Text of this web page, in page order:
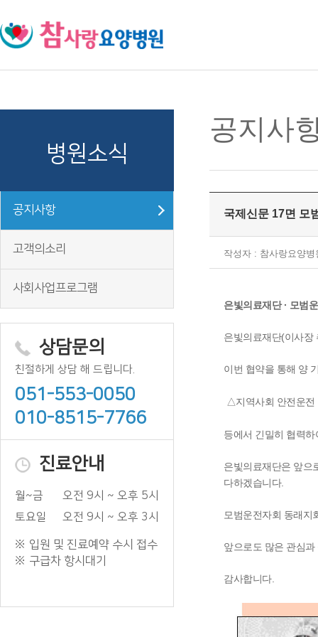
병원소식
공지사항
고객의소리
사회사업프로그램
상담문의
친절하게 상담 해 드립니다.
051-553-0050
010-8515-7766
진료안내
월~금
오전 9시 ~ 오후 5시
토요일
오전 9시 ~ 오후 3시
입원 및 진료예약 수시 접수
구급차 항시대기
공지사
국제신문 17면 모
작성자 : 참사랑요양병
은빛의료재단 · 모범
은빛의료재단(이사장
이번 협약을 통해 양
△지역사회 안전운
등에서 긴밀히 협력
은빛의료재단은 앞으
다하겠습니다.
모범운전자회 동래지
앞으로도 많은 관심
감사합니다.